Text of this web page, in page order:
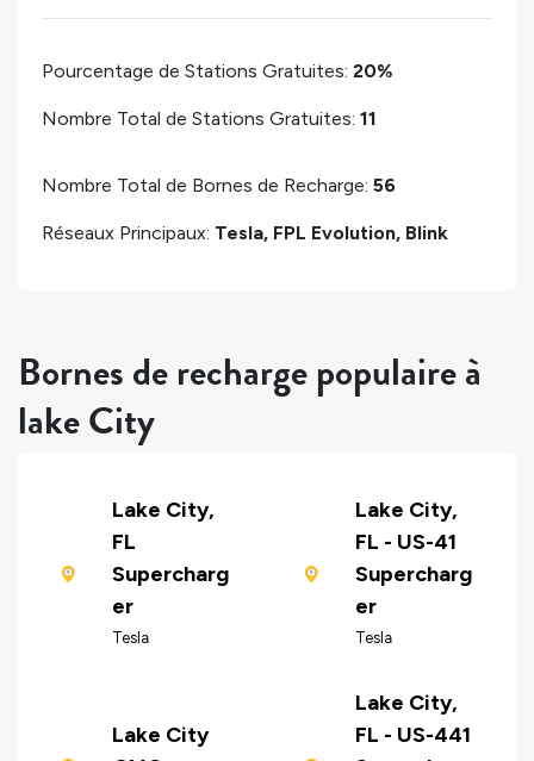
Pourcentage de Stations Gratuites: 20%
Nombre Total de Stations Gratuites: 11
Nombre Total de Bornes de Recharge: 56
Réseaux Principaux: Tesla, FPL Evolution, Blink
Bornes de recharge populaire à
lake City
Lake City,
FL
Supercharg
er
Tesla
Lake City,
FL - US-41
Supercharg
er
Tesla
Lake City
Lake City,
FL - US-441